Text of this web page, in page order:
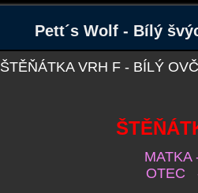
Pett´s Wolf - Bílý
ŠTĚŇÁTKA VRH F - BÍLÝ
ŠTĚŇÁTKA "
MATKA
OTEC - BODIE